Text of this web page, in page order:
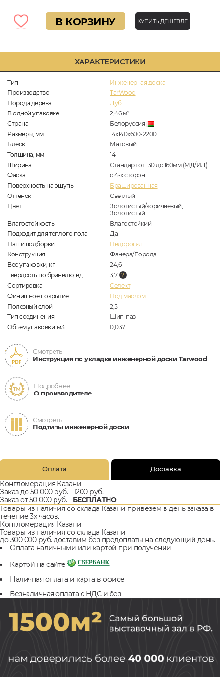
ХАРАКТЕРИСТИКИ
Тип
Инженерная доска
Производство
TarWood
Порода дерева
Дуб
В одной упаковке
2,46 м2
Страна
Белоруссия
Размеры, мм
14x140x600-2200
Блеск
Матовый
Толщина, мм
14
Ширина
Стандарт от 130 до 160мм (МД/ИД)
Фаска
с 4-х сторон
Поверхность на ощупь
Брашированная
Оттенок
Светлый
Цвет
Золотистый/коричневый,
Золотистый
Влагостойкость
Влагостойкий
Подходит для теплого пола
Да
Наши подборки
Недорогая
Конструкция
Фанера/Порода
Вес упаковки, кг
24,6
Твердость по бринелю, ед
3,7
Сортировка
Селект
Финишное покрытие
Под маслом
Полезный слой
2,5
Тип соединения
Шип-паз
Объём упаковки, м3
0,037
Смотреть
Инструкция по укладке инженерной доски Tarwood
Подробнее
О производителе
Смотреть
Подтипы инженерной доски
В КОРЗИНУ КУПИТЬ ДЕШЕВЛЕ
Оплата Доставка
Конгломерация Казани
Заказ до 50 000 руб. - 1200 руб.
Заказ от 50 000 руб. - БЕСПЛАТНО
Товары из наличия со склада Казани привезём в день заказа в
течение 3х часов.
Конгломерация Казани
Товары из наличия со склада Казани
до 300 000 руб. доставим без предоплаты на следующий день.
Оплата наличными или картой при получении
Картой на сайте
Наличная оплата и карта в офисе
Безналичная оплата с НДС и без